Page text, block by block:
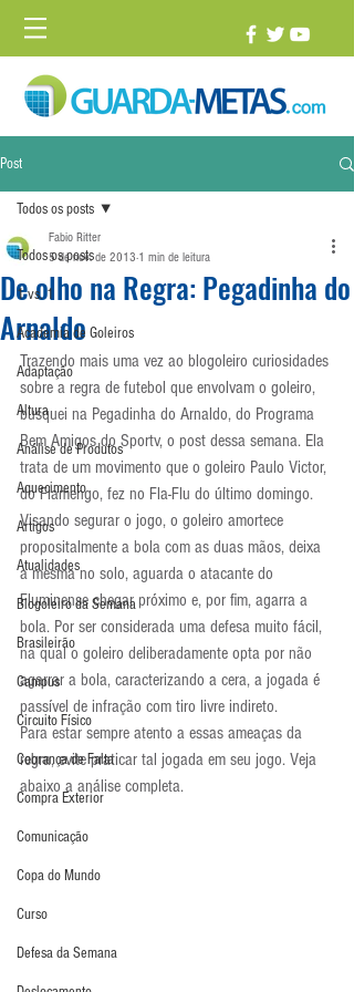
Post
Todos os posts
1 vs. 1
Academia de Goleiros
Adaptação
Altura
Análise de Produtos
Aquecimento
Artigos
Atualidades
Blogoleiro da Semana
Brasileirão
Campus
Circuito Físico
Cobrança de Falta
Compra Exterior
Comunicação
Copa do Mundo
Curso
Defesa da Semana
Todos os posts
De olho na Regra: Pegadinha do
Arnaldo
Fabio Ritter
5 de nov. de 2013 1 min de leitura
Trazendo mais uma vez ao blogoleiro curiosidades
sobre a regra de futebol que envolvam o goleiro,
busquei na Pegadinha do Arnaldo, do Programa
Bem Amigos do Sportv, o post dessa semana. Ela
trata de um movimento que o goleiro Paulo Victor,
do Flamengo, fez no Fla-Flu do último domingo.
Visando segurar o jogo, o goleiro amortece
propositalmente a bola com as duas mãos, deixa
a mesma no solo, aguarda o atacante do
Fluminense chegar próximo e, por fim, agarra a
bola. Por ser considerada uma defesa muito fácil,
na qual o goleiro deliberadamente opta por não
agarrar a bola, caracterizando a cera, a jogada é
passível de infração com tiro livre indireto.
Para estar sempre atento a essas ameaças da
regra, evite praticar tal jogada em seu jogo. Veja
abaixo a análise completa.